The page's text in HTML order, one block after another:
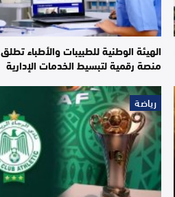
الهيئة الوطنية للطبيبات والأطباء تطلق
منصة رقمية لتبسيط الخدمات الإدارية
رياضة